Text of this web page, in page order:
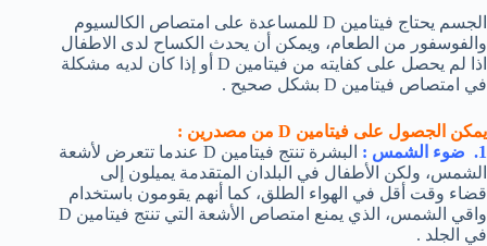
الجسم يحتاج فيتامين D للمساعدة على امتصاص الكالسيوم
والفوسفور من الطعام، ويمكن أن يحدث الكساح لدى الاطفال
اذا لم يحصل على كفايته من فيتامين D أو إذا كان لديه مشكلة
في امتصاص فيتامين D بشكل صحيح .
يمكن الجصول على فيتامين D من مصدرين :
1. ضوء الشمس :
البشرة تنتج فيتامين D عندما تتعرض لأشعة
الشمس، ولكن الأطفال في البلدان المتقدمة يميلون إلى
قضاء وقت أقل في الهواء الطلق، كما أنهم يقومون باستخدام
واقي الشمس، الذي يمنع امتصاص الأشعة التي تنتج فيتامين D
في الجلد .